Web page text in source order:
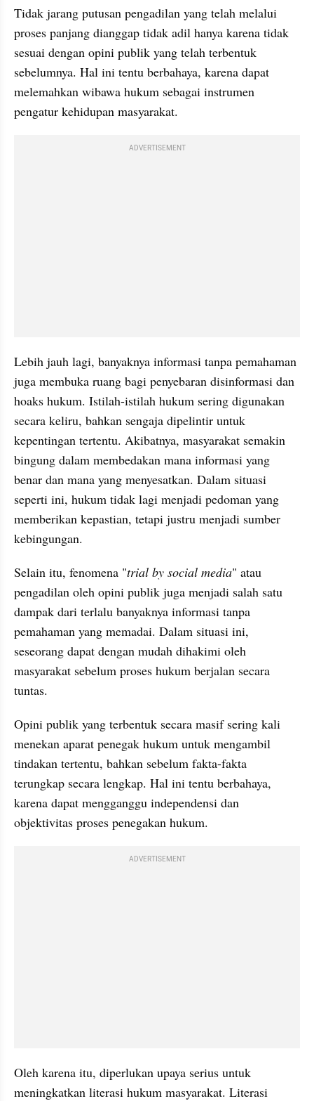
Tidak jarang putusan pengadilan yang telah melalui
proses panjang dianggap tidak adil hanya karena tidak
sesuai dengan opini publik yang telah terbentuk
sebelumnya. Hal ini tentu berbahaya, karena dapat
melemahkan wibawa hukum sebagai instrumen
pengatur kehidupan masyarakat.
ADVERTISEMENT
Lebih jauh lagi, banyaknya informasi tanpa pemahaman
juga membuka ruang bagi penyebaran disinformasi dan
hoaks hukum. Istilah-istilah hukum sering digunakan
secara keliru, bahkan sengaja dipelintir untuk
kepentingan tertentu. Akibatnya, masyarakat semakin
bingung dalam membedakan mana informasi yang
benar dan mana yang menyesatkan. Dalam situasi
seperti ini, hukum tidak lagi menjadi pedoman yang
memberikan kepastian, tetapi justru menjadi sumber
kebingungan.
Selain itu, fenomena "trial by social media" atau
pengadilan oleh opini publik juga menjadi salah satu
dampak dari terlalu banyaknya informasi tanpa
pemahaman yang memadai. Dalam situasi ini,
seseorang dapat dengan mudah dihakimi oleh
masyarakat sebelum proses hukum berjalan secara
tuntas.
Opini publik yang terbentuk secara masif sering kali
menekan aparat penegak hukum untuk mengambil
tindakan tertentu, bahkan sebelum fakta-fakta
terungkap secara lengkap. Hal ini tentu berbahaya,
karena dapat mengganggu independensi dan
objektivitas proses penegakan hukum.
ADVERTISEMENT
Oleh karena itu, diperlukan upaya serius untuk
meningkatkan literasi hukum masyarakat. Literasi